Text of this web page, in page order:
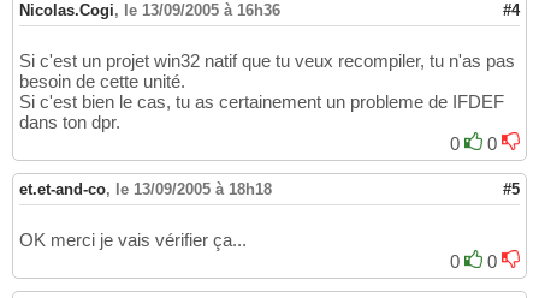
Nicolas.Cogi, le 13/09/2005 à 16h36 #4
Si c'est un projet win32 natif que tu veux recompiler, tu n'as pas
besoin de cette unité.
Si c'est bien le cas, tu as certainement un probleme de IFDEF
dans ton dpr.
0
0
et.et-and-co, le 13/09/2005 à 18h18 #5
OK merci je vais vérifier ça...
0
0